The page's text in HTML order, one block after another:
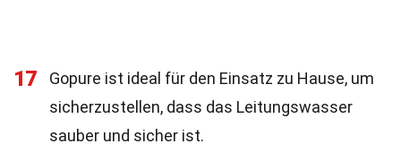
17
Gopure ist ideal für den Einsatz zu Hause, um
sicherzustellen, dass das Leitungswasser
sauber und sicher ist.